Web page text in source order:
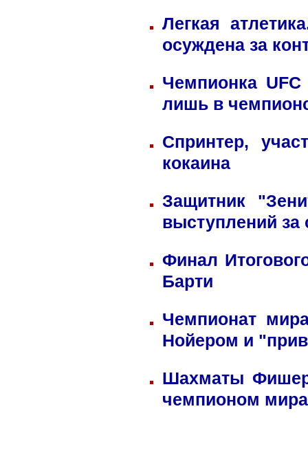
Легкая
осуждена за
Чемпионка
лишь в
Спринтер,
кокаина
Защитник
выступлений
Финал
Барти
Чемпионат
Нойером и
Шахматы
чемпионом мира